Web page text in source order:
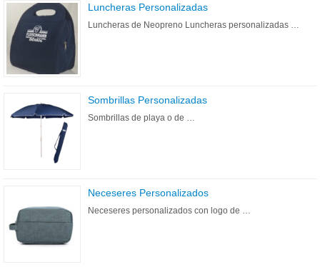
Luncheras Personalizadas
Luncheras de Neopreno Luncheras personalizadas …
Sombrillas Personalizadas
Sombrillas de playa o de …
Neceseres Personalizados
Neceseres personalizados con logo de …